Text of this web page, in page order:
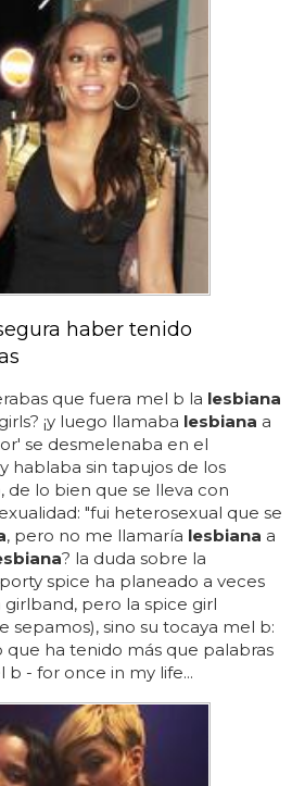
haber tenido
que fuera mel b la lesbiana
¡y luego llamaba lesbiana a
se desmelenaba en el
hablaba sin tapujos de los
de lo bien que se lleva con
"fui heterosexual que se
, pero no me llamaría lesbiana a
? la duda sobre la
spice ha planeado a veces
pero la spice girl
sepamos), sino su tocaya mel b:
ha tenido más que palabras
b - for once in my life...